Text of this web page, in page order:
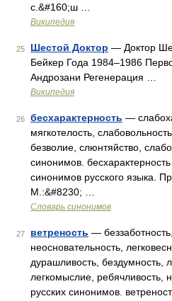
с.&#160;ш …
Википедия
25 Шестой Доктор — Доктор
Бейкер Года 1984–1986
Андрозани Регенерация …
Википедия
26 бесхарактерность —
мягкотелость,
безволие, слюнтяйство,
синонимов.
синонимов русского языка.
М.:&#8230; …
Словарь синонимов
27 ветреность —
неосновательность,
дурашливость, бездумность,
легкомыслие, ребячливость,
русских синонимов.